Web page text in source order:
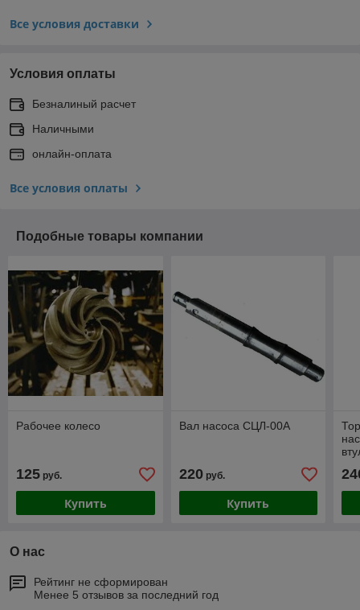
Все условия доставки
Условия оплаты
Безналиный расчет
Наличными
онлайн-оплата
Все условия оплаты
Подобные товары компании
Рабочее колесо
125 руб.
Купить
Вал насоса СЦЛ-00А
220руб.
Купить
О нас
Рейтинг не сформирован
Менее 5 отзывов за последний год